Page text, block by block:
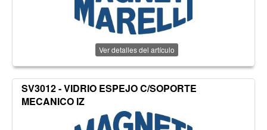
Ver detalles del artículo
SV3012 - VIDRIO ESPEJO C/SOPORTE
MECANICO IZ